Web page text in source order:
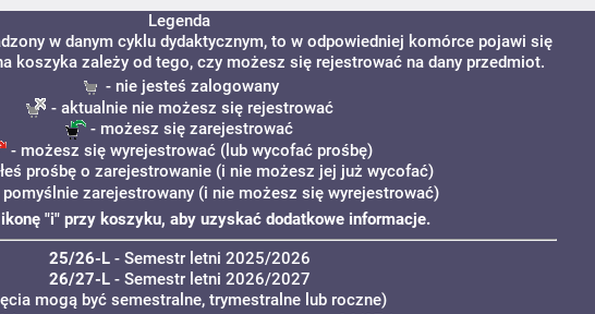
Legenda
w danym cyklu dydaktycznym, to w odpowiedniej komórce pojawi się
koszyka zależy od tego, czy możesz się rejestrować na dany przedmiot.
- nie jesteś zalogowany
- aktualnie nie możesz się rejestrować
- możesz się zarejestrować
- możesz się wyrejestrować (lub wycofać prośbę)
prośbę o zarejestrowanie (i nie możesz jej już wycofać)
zarejestrowany (i nie możesz się wyrejestrować)
"i" przy koszyku, aby uzyskać dodatkowe informacje.
25/26-L- Semestr letni 2025/2026
26/27-L- Semestr letni 2026/2027
mogą być semestralne, trymestralne lub roczne)